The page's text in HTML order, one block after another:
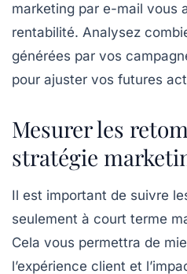
marketing par e-mail vous
rentabilité. Analysez
générées par vos
pour ajuster vos futures
Mesurer les
stratégie
Il est important de suivre
seulement à court terme
Cela vous permettra de
l’expérience client et